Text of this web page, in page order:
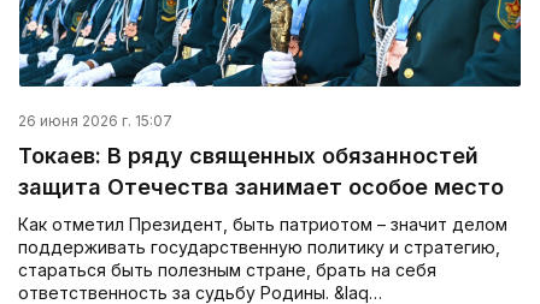
26 июня 2026 г. 15:07
Токаев: В ряду священных обязанностей
защита Отечества занимает особое место
Как отметил Президент, быть патриотом – значит делом
поддерживать государственную политику и стратегию,
стараться быть полезным стране, брать на себя
ответственность за судьбу Родины. &laq…